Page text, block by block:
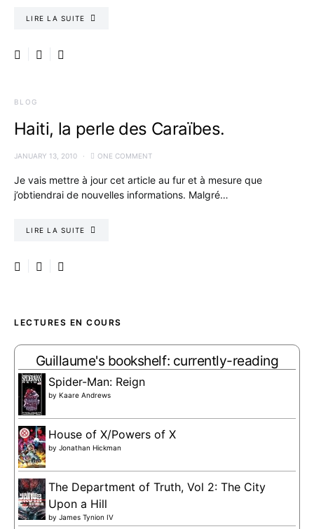
LIRE LA SUITE
BLOG
Haiti, la perle des Caraïbes.
JANUARY 13, 2010 ONE COMMENT
Je vais mettre à jour cet article au fur et à mesure que
j’obtiendrai de nouvelles informations. Malgré…
LIRE LA SUITE
LECTURES EN COURS
Guillaume's bookshelf: currently-reading
Spider-Man: Reign
by Kaare Andrews
House of X/Powers of X
by Jonathan Hickman
The Department of Truth, Vol 2: The City
Upon a Hill
by James Tynion IV